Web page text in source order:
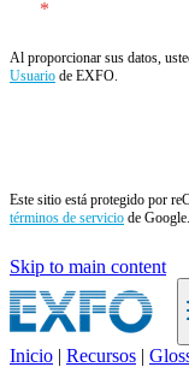
Al proporcionar sus datos,
Usuario de EXFO.
Este sitio está protegido por
términos de servicio de Google.
Skip to main content
Inicio | Recursos |